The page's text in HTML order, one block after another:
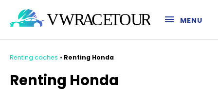
MENU
Renting coches » Renting Honda
Renting Honda